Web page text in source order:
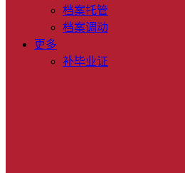
档案托管
档案调动
更多
补毕业证